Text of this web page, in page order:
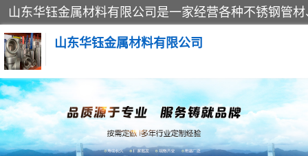
山东华钰金属材料有限公司
不锈钢管
管件标准件